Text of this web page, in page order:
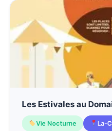
Les Estivales au
Vie Nocturne La-